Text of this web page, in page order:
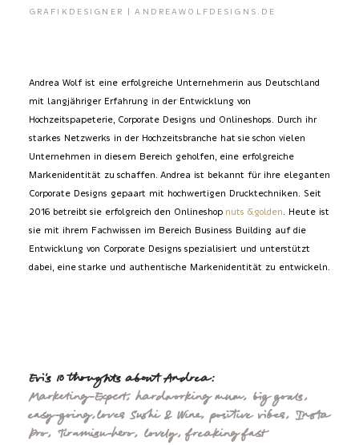
GRAFIKDESIGNER | ANDREAWOLFDESIGNS.DE
Andrea Wolf ist eine erfolgreiche Unternehmerin aus Deutschland
mit langjähriger Erfahrung in der Entwicklung von
Hochzeitspapeterie, Corporate Designs und Onlineshops. Durch ihr
starkes Netzwerks in der Hochzeitsbranche hat sie schon vielen
Unternehmen in diesem Bereich geholfen, eine erfolgreiche
Markenidentität zu schaffen. Andrea ist bekannt für ihre eleganten
Corporate Designs gepaart mit hochwertigen Drucktechniken. Seit
2016 betreibt sie erfolgreich den Onlineshop nuts &golden . Heute ist
sie mit ihrem Fachwissen im Bereich Business Building auf die
Entwicklung von Corporate Designs spezialisiert und unterstützt
dabei, eine starke und authentische Markenidentität zu entwickeln.
Evi's 10 thoughts about Andrea:
Marketing-Expert, hardworking mum, big goals,
easy-going,loves Sushi & Wine, positive vibes, Insta
Pro, Tiramisu-hero, lovely, freaking fast